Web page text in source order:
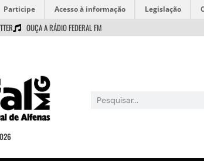
Participe Acesso à informação Legislação
OUÇA A RÁDIO FEDERAL FM